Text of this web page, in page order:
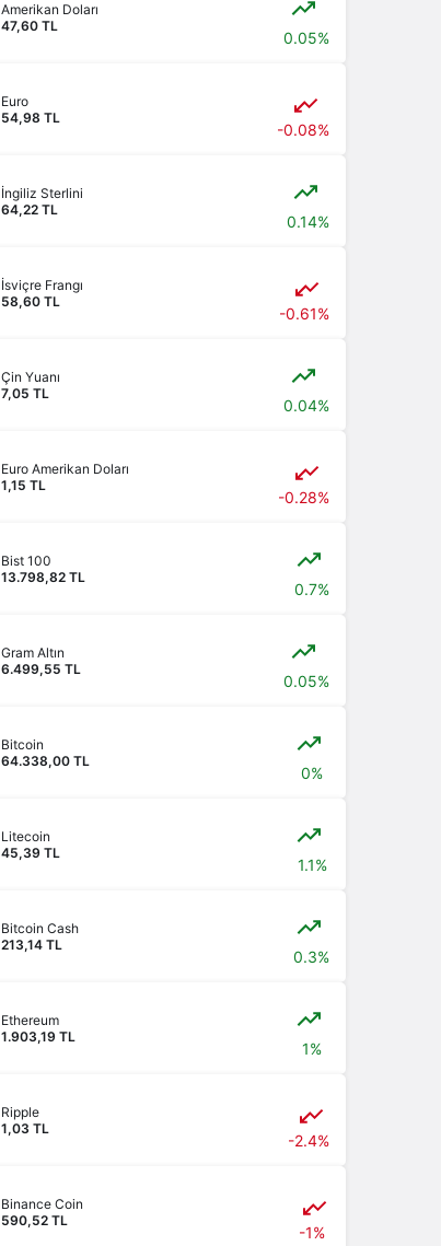
Amerikan Doları
47,60 TL
0.05%
Euro
54,98 TL
-0.08%
İngiliz Sterlini
64,22 TL
0.14%
İsviçre Frangı
58,60 TL
-0.61%
Çin Yuanı
7,05 TL
0.04%
Euro Amerikan Doları
1,15 TL
-0.28%
Bist 100
13.798,82 TL
0.7%
Gram Altın
6.499,55 TL
0.05%
Bitcoin
64.338,00 TL
0%
Litecoin
45,39 TL
1.1%
Bitcoin Cash
213,14 TL
0.3%
Ethereum
1.903,19 TL
1%
Ripple
1,03 TL
-2.4%
Binance Coin
590,52 TL
-1%